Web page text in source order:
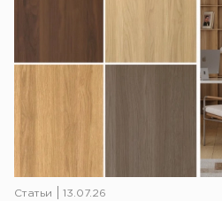
Статьи 13.07.26